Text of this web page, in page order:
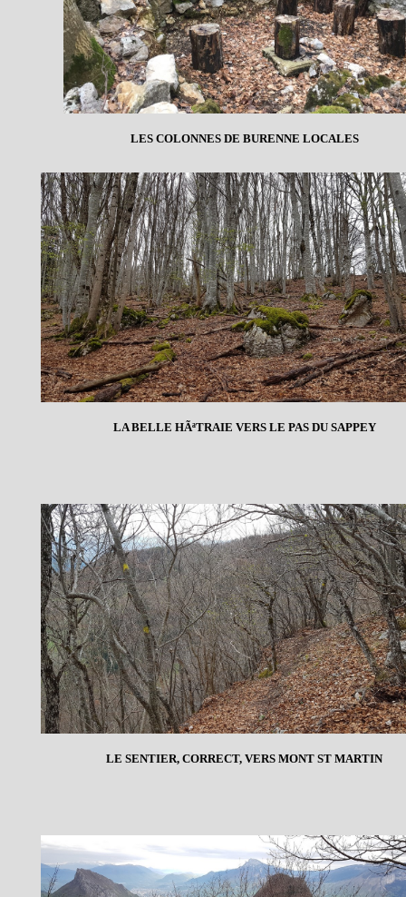
LES COLONNES DE BURENNE LOCALES
LA BELLE HÃªTRAIE VERS LE PAS DU SAPPEY
LE SENTIER, CORRECT, VERS MONT ST MARTIN